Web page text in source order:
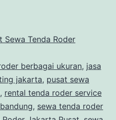
MODEL
AREA
TANGERANG
DAN
Sewa Tenda Roder
berbagai ukuran, jasa
jakarta, pusat sewa
, rental tenda roder service
, sewa tenda roder